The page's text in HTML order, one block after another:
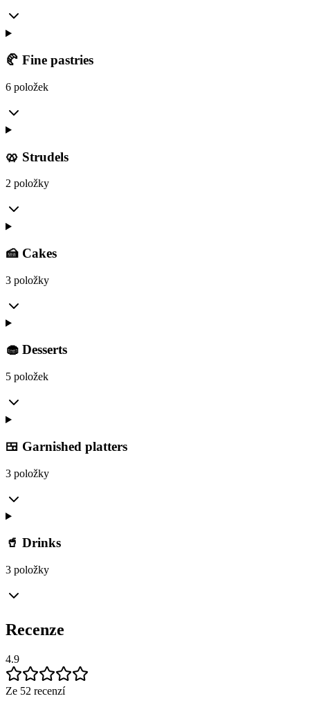
🥐 Fine pastries
6 položek
🥨 Strudels
2 položky
🍰 Cakes
3 položky
🧁 Desserts
5 položek
🍱 Garnished platters
3 položky
🥤 Drinks
3 položky
Recenze
4.9
Ze 52 recenzí